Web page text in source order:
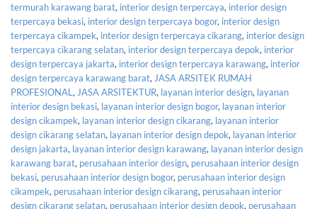
termurah karawang barat, interior design terpercaya, interior design
terpercaya bekasi, interior design terpercaya bogor, interior design
terpercaya cikampek, interior design terpercaya cikarang, interior design
terpercaya cikarang selatan, interior design terpercaya depok, interior
design terpercaya jakarta, interior design terpercaya karawang, interior
design terpercaya karawang barat,JASA ARSITEK RUMAH
PROFESIONAL,JASA ARSITEKTUR, layanan interior design, layanan
interior design bekasi, layanan interior design bogor, layanan interior
design cikampek, layanan interior design cikarang, layanan interior
design cikarang selatan, layanan interior design depok, layanan interior
design jakarta, layanan interior design karawang, layanan interior design
karawang barat, perusahaan interior design, perusahaan interior design
bekasi, perusahaan interior design bogor, perusahaan interior design
cikampek, perusahaan interior design cikarang, perusahaan interior
design cikarang selatan, perusahaan interior design depok, perusahaan